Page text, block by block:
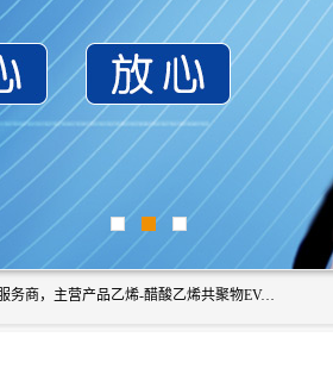
东莞市恒屹国际贸易有限公司（简称：恒屹国际）是一家石化原料综合营销服务商，主营产品乙烯-醋酸乙烯共聚物EVA、聚酰胺PA（尼龙）、醚酯型热塑弹性体TPEE等，公司秉承以市场为导向的战略思想，致力于大宗石化原料在中国市场的营销服务业务，为客户提供一站式的全面服务。